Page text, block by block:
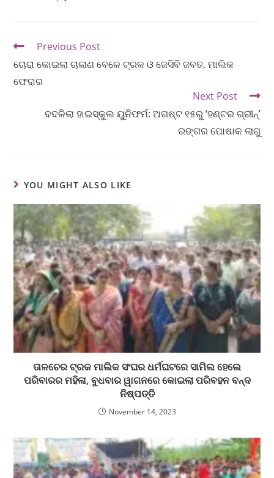
Previous Post
ଚୋରା କୋଇଲା ଚାଲାଣ ବେଳେ ଟ୍ରକ ଓ ଜେସିବି ଜବତ, ମାଲିକ
ଫେରାର
Next Post
ବଦଳିଲା ହାଇସ୍କୁଲ ୟୁନିଫର୍ମ: ଅଗଷ୍ଟ ୧୫ରୁ ‘ହଣ୍ଟର ଗ୍ରୀନ୍‌’
ରଙ୍ଗର ପୋଷାକ ଲାଗୁ
YOU MIGHT ALSO LIKE
ତାଳଚେର ଟ୍ରକ ମାଲିକ ସଂଘର ଧର୍ମଘଟରେ ସାମିଲ ହେଲେ
ପରିବାରର ମହିଳା, ବୁଧବାର ୱାଗନରେ କୋଇଲା ପରିବହନ ବନ୍ଦ
ନିଷ୍ପତ୍ତି
November 14, 2023